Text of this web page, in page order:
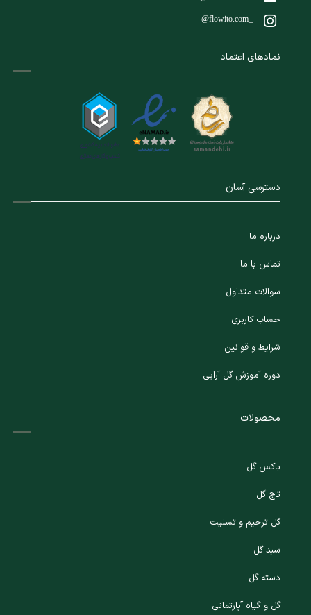
@flowito.com_
نمادهای اعتماد
دسترسی آسان
درباره ما
تماس با ما
سوالات متداول
حساب کاربری
شرایط و قوانین
دوره آموزش گل آرایی
محصولات
باکس گل
تاج گل
گل ترحیم و تسلیت
سبد گل
دسته گل
گل و گیاه آپارتمانی